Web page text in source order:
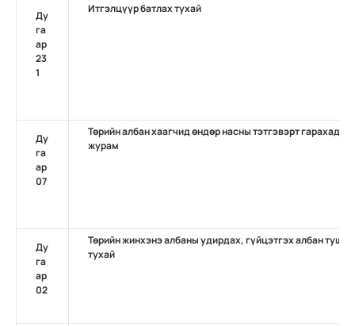
Ду
га
ар
23
1
Итгэлцүүр батлах тухай
Ду
га
ар
07
Төрийн албан хаагчид өндөр насны тэтгэвэрт гарахад
журам
Ду
га
ар
02
Төрийн жинхэнэ албаны удирдах, гүйцэтгэх албан
тухай